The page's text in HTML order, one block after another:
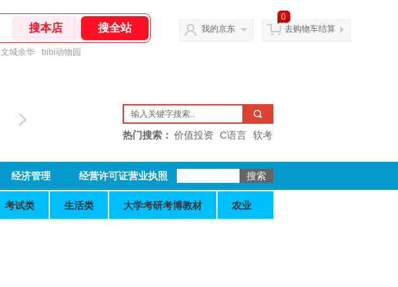
文城余华 bibi动物园
我的京东
0
去购物车结算
热门搜索： 价值投资 C语言 软考
经济管理 经营许可证营业执照
考试类 生活类 大学考研考博教材 农业